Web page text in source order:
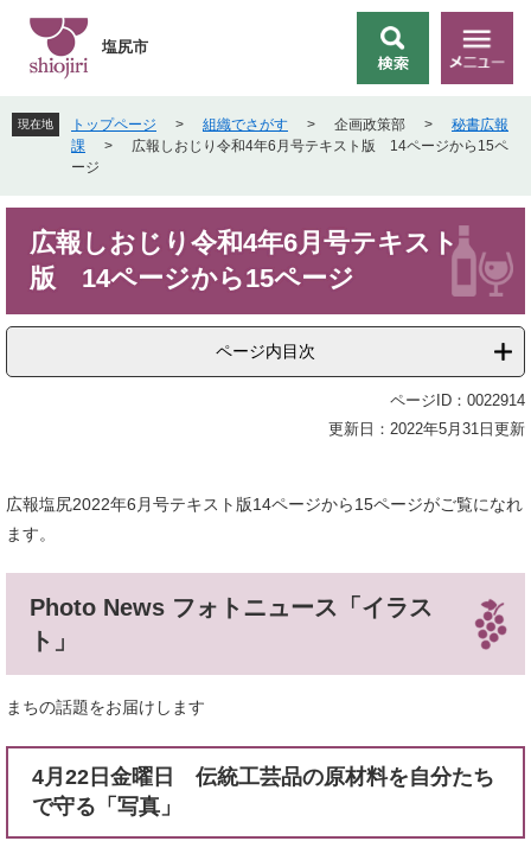
先
頭
。
を
飛
て
索
メ
ニ
ー
塩尻市
現在地 トップページ > 組織でさがす > 企画政策部 >
秘書広報
課
>
広報しおじり令和4年6月号テキスト版 14ページから15ペ
ージ
広報しおじり令和4年6月号テキスト
版 14ページから15ページ
ページ内目次
ページID：0022914
更新日：2022年5月31日更新
広報塩尻2022年6月号テキスト版14ページから15ページがご覧になれ
ます。
Photo News フォトニュース「イラス
ト」
まちの話題をお届けします
4月22日金曜日 伝統工芸品の原材料を自分たち
で守る「写真」